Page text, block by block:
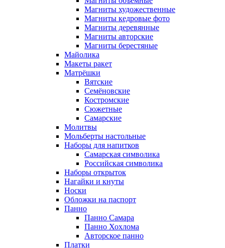
Магниты художественные
Магниты кедровые фото
Магниты деревянные
Магниты авторские
Магниты берестяные
Майолика
Макеты ракет
Матрёшки
Вятские
Семёновские
Костромские
Сюжетные
Самарские
Молитвы
Мольберты настольные
Наборы для напитков
Самарская символика
Российская символика
Наборы открыток
Нагайки и кнуты
Носки
Обложки на паспорт
Панно
Панно Самара
Панно Хохлома
Авторское панно
Платки